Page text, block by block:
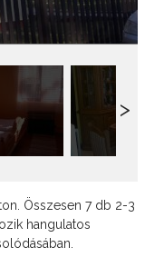
Összesen 7 db 2-3
hangulatos